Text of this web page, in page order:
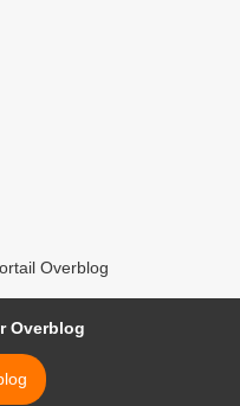
Overblog
Overblog